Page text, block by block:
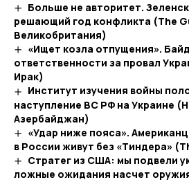
Больше не авторитет.
решающий год конфликта (The
Великобритания)
«Ищет козла отпущения».
ответственности за провал
Ирак)
Институт изучения войны
наступление ВС РФ на Украине
Азербайджан)
«Удар ниже пояса».
в России живут без «Тиндера»
Стратег из США: мы подвели
ложные ожидания насчет